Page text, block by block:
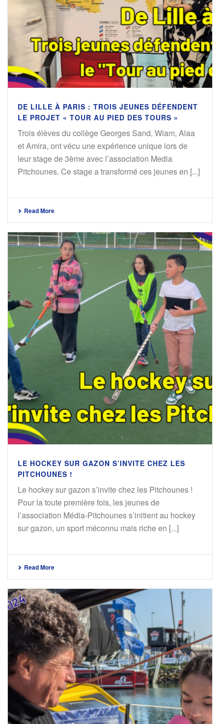
DE LILLE À PARIS : TROIS JEUNES DÉFENDENT
LE PROJET « TOUR AU PIED DES TOURS »
Trois élèves du collège Georges Sand, Wiam, Alaa
et Amira, ont vécu une expérience unique lors de
leur stage de 3ème avec l’association Media
Pitchounes. Ce stage a transformé ces jeunes en [...]
Read More
LE HOCKEY SUR GAZON S’INVITE CHEZ LES
PITCHOUNES !
Le hockey sur gazon s’invite chez les Pitchounes !
Pour la toute première fois, les jeunes de
l’association Média-Pitchounes s’initient au hockey
sur gazon, un sport méconnu mais riche en [...]
Read More